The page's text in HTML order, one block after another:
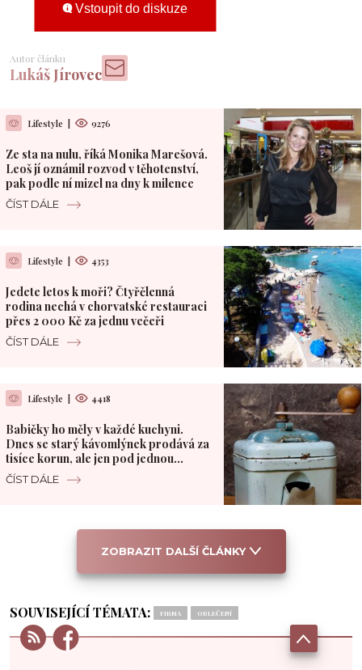
Vstoupit do diskuze
Autor článku
Lukáš Jírovec
Lifestyle 9276
Ze sta na nulu, říká Monika Marešová.
Leoš jí oznámil rozvod v těhotenství,
pak podle ní mizel na dny k milence
ČÍST DÁLE
Lifestyle 4353
Jedete letos k moři? Čtyřčlenná
rodina nechá v chorvatské restauraci
přes 2 000 Kč za jednu večeři
ČÍST DÁLE
Lifestyle 4418
Babičky ho měly v každé kuchyni.
Dnes se starý kávomlýnek prodává za
tisíce korun, ale jen pod jednou
podmínkou
ČÍST DÁLE
ZOBRAZIT DALŠÍ ČLÁNKY
SOUVISEJÍCÍ TÉMATA: FIRMA OBLEČENÍ